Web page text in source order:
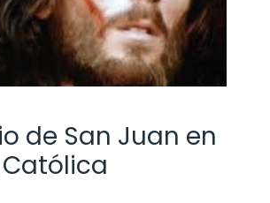
de San Juan en